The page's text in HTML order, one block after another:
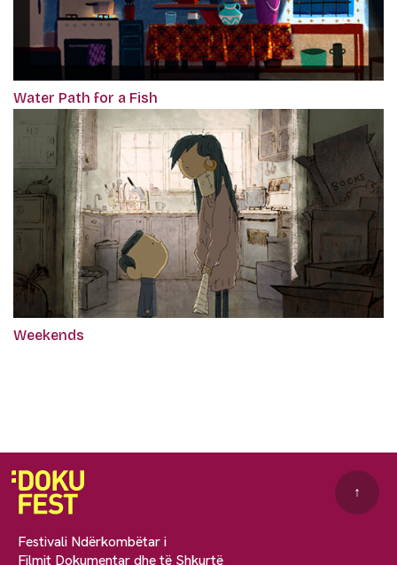
Water Path for a Fish
Weekends
Festivali Ndërkombëtar i
Filmit Dokumentar dhe të Shkurtë
↑